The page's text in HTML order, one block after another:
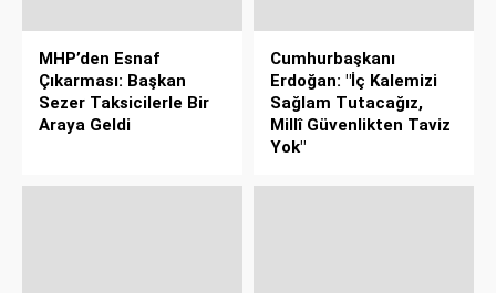
MHP’den Esnaf
Çıkarması: Başkan
Sezer Taksicilerle Bir
Araya Geldi
Cumhurbaşkanı
Erdoğan: "İç Kalemizi
Sağlam Tutacağız,
Millî Güvenlikten Taviz
Yok"